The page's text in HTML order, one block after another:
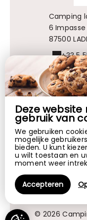
Deze
gebruik van
We gebruiken
mogelijke
bieden. U kunt
u wilt toestaan en
moment weer
Accepteren
Camping
6 Impasse
87500
+33 5
Disclaimer |
© 2026